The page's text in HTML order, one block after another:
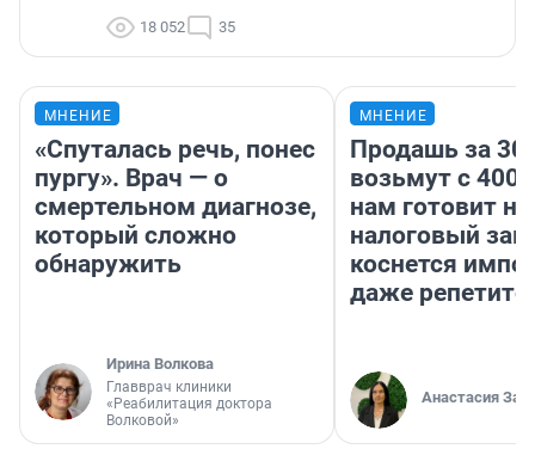
18 052 35
МНЕНИЕ
«Спуталась речь, понес
пургу». Врач — о
смертельном диагнозе,
который сложно
обнаружить
Ирина Волкова
Главврач клиники
«Реабилитация доктора
Волковой»
МНЕНИЕ
Продашь за
возьмут с
нам готовит
налоговый
коснется
даже
Анастасия